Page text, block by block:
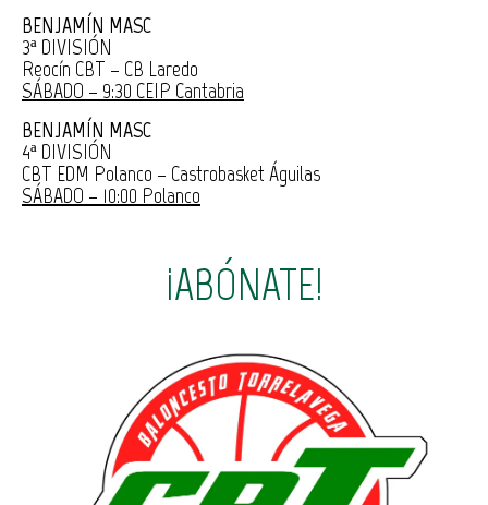
BENJAMÍN MASC
3ª DIVISIÓN
Reocín CBT – CB Laredo
SÁBADO – 9:30 CEIP Cantabria
BENJAMÍN MASC
4ª DIVISIÓN
CBT EDM Polanco – Castrobasket Águilas
SÁBADO – 10:00 Polanco
¡ABÓNATE!